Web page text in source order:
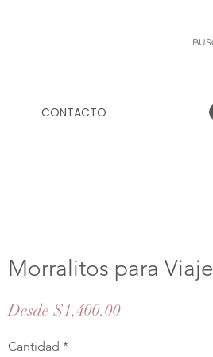
CONTACTO
Morralitos para Viaje
Desde $1,400.00Precio
Cantidad *